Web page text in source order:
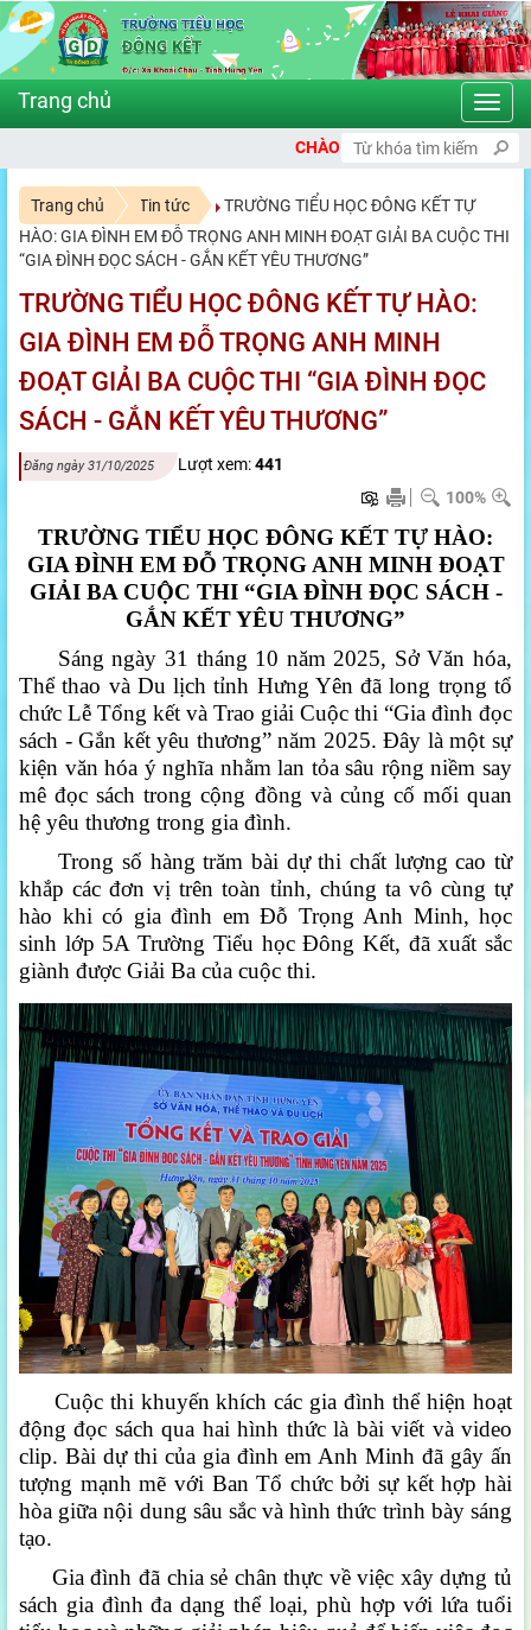
CHÀO MỪNG BẠN ĐẾN VỚI CỔNG THÔNG
Trang chủ Tin tức
TRƯỜNG TIỂU HỌC ĐÔNG KẾT TỰ
HÀO: GIA ĐÌNH EM ĐỖ TRỌNG ANH MINH ĐOẠT GIẢI BA CUỘC THI
“GIA ĐÌNH ĐỌC SÁCH - GẮN KẾT YÊU THƯƠNG”
TRƯỜNG TIỂU HỌC ĐÔNG KẾT TỰ HÀO:
GIA ĐÌNH EM ĐỖ TRỌNG ANH MINH
ĐOẠT GIẢI BA CUỘC THI “GIA ĐÌNH ĐỌC
SÁCH - GẮN KẾT YÊU THƯƠNG”
Đăng ngày 31/10/2025 Lượt xem:441
100%
TRƯỜNG TIỂU HỌC ĐÔNG KẾT TỰ HÀO:
GIA ĐÌNH EM ĐỖ TRỌNG ANH MINH ĐOẠT
GIẢI BA CUỘC THI “GIA ĐÌNH ĐỌC SÁCH -
GẮN KẾT YÊU THƯƠNG”
Sáng ngày 31 tháng 10 năm 2025, Sở Văn hóa,
Thể thao và Du lịch tỉnh Hưng Yên đã long trọng tổ
chức Lễ Tổng kết và Trao giải Cuộc thi “Gia đình đọc
sách - Gắn kết yêu thương” năm 2025. Đây là một sự
kiện văn hóa ý nghĩa nhằm lan tỏa sâu rộng niềm say
mê đọc sách trong cộng đồng và củng cố mối quan
hệ yêu thương trong gia đình.
Trong số hàng trăm bài dự thi chất lượng cao từ
khắp các đơn vị trên toàn tỉnh, chúng ta vô cùng tự
hào khi có gia đình em Đỗ Trọng Anh Minh, học
sinh lớp 5A Trường Tiểu học Đông Kết, đã xuất sắc
giành được Giải Ba của cuộc thi.
Cuộc thi khuyến khích các gia đình thể hiện hoạt
động đọc sách qua hai hình thức là bài viết và video
clip. Bài dự thi của gia đình em Anh Minh đã gây ấn
tượng mạnh mẽ với Ban Tổ chức bởi sự kết hợp hài
hòa giữa nội dung sâu sắc và hình thức trình bày sáng
tạo.
Gia đình đã chia sẻ chân thực về việc xây dựng tủ
sách gia đình đa dạng thể loại, phù hợp với lứa tuổi